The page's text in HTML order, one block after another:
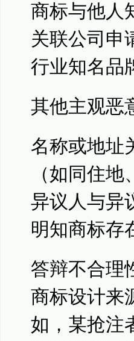
商标与他人
关联公司申
行业知名品
其他主观恶
名称或地址
（如同住
异议人与异
明知商标存
答辩不合理
商标设计来
如，某抢注